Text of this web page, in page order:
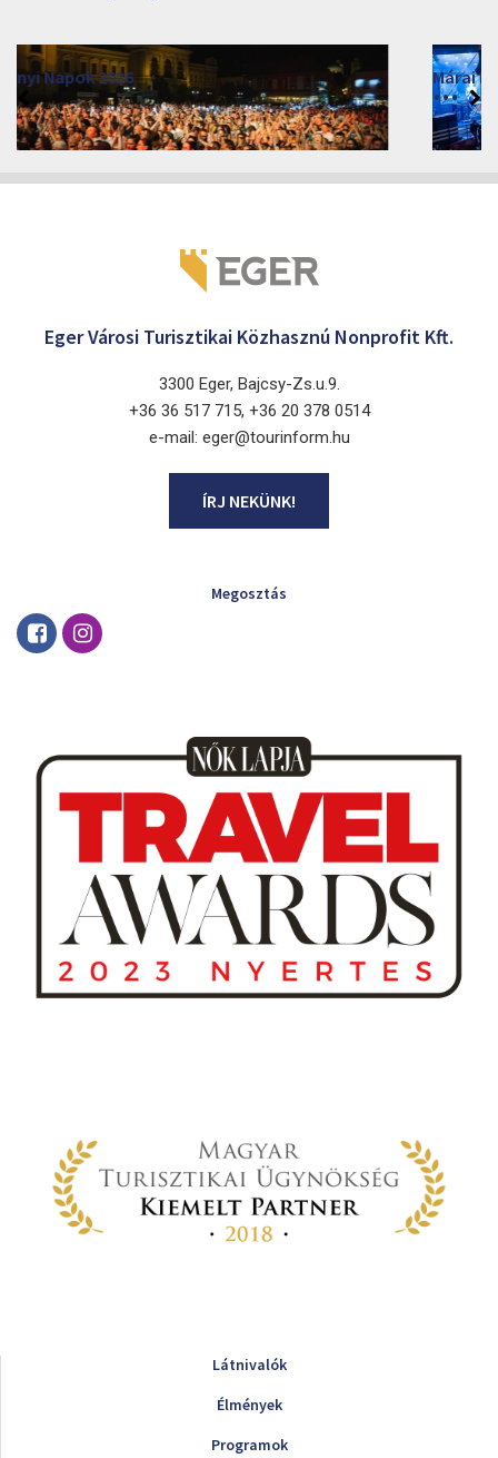
Márai Központ 2026
2026. június 19. - 2026. augusztus 28.
Márai Központ, Eger 3300, Szépasszony-völgy 35.
Eger Városi Turisztikai Közhasznú Nonprofit Kft.
3300 Eger, Bajcsy-Zs.u.9.
+36 36 517 715, +36 20 378 0514
e-mail: eger@tourinform.hu
ÍRJ NEKÜNK!
Megosztás
Látnivalók
Élmények
Programok